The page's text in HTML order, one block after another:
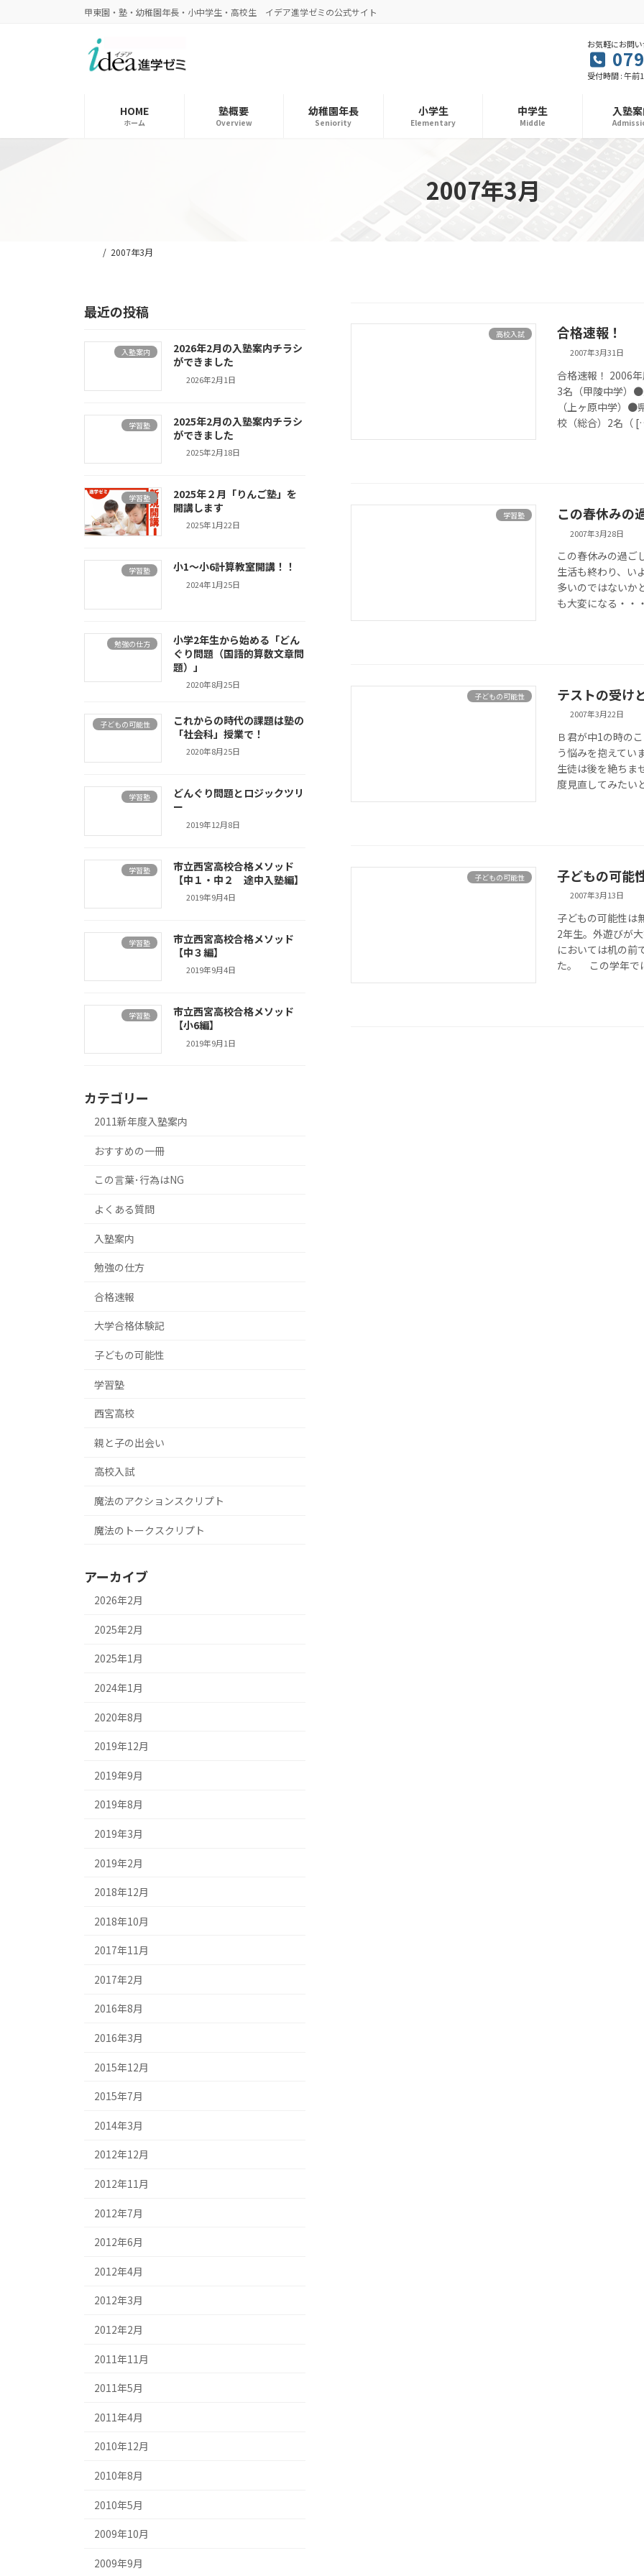
甲東園・塾・幼稚園年長・小中学生・高校生 イデア進学ゼミの公式サイト
お気軽にお問い
受付時間 : 午前
HOME
ホーム
塾概要
Overview
幼稚園年長
Seniority
小学生
Elementary
中学生
Middle
入塾
2007年3月
2007年3月
高校入試 合格速報！
2007年3月31日
合格速報！ 2006
3名（甲陵中学）
（上ヶ原中学）
校（総合）2名（
学習塾 この春休みの
2007年3月28日
この春休みの過
生活も終わり、い
多いのではないか
も大変になる・・
子どもの可能性 テストの受け
2007年3月22日
Ｂ君が中1の時の
う悩みを抱えてい
生徒は後を絶ちま
度見直してみた
子どもの可能性 子どもの可能
2007年3月13日
子どもの可能性
2年生。外遊びが
においては机の前
た。 この学年で
最近の投稿
入塾案内
2026年2月の入塾案内チラシ
ができました
2026年2月1日
学習塾
2025年2月の入塾案内チラシ
ができました
2025年2月18日
学習塾
2025年２月「りんご塾」を
開講します
2025年1月22日
学習塾 小1～小6計算教室開講！！
2024年1月25日
勉強の仕方
小学2年生から始める「どん
ぐり問題（国語的算数文章問
題）」
2020年8月25日
子どもの可能性
これからの時代の課題は塾の
「社会科」授業で！
2020年8月25日
学習塾
どんぐり問題とロジックツリ
ー
2019年12月8日
学習塾
市立西宮高校合格メソッド
【中１・中２ 途中入塾編】
2019年9月4日
学習塾
市立西宮高校合格メソッド
【中３編】
2019年9月4日
学習塾
市立西宮高校合格メソッド
【小6編】
2019年9月1日
カテゴリー
2011新年度入塾案内
おすすめの一冊
この言葉･行為はNG
よくある質問
入塾案内
勉強の仕方
合格速報
大学合格体験記
子どもの可能性
学習塾
西宮高校
親と子の出会い
高校入試
魔法のアクションスクリプト
魔法のトークスクリプト
アーカイブ
2026年2月
2025年2月
2025年1月
2024年1月
2020年8月
2019年12月
2019年9月
2019年8月
2019年3月
2019年2月
2018年12月
2018年10月
2017年11月
2017年2月
2016年8月
2016年3月
2015年12月
2015年7月
2014年3月
2012年12月
2012年11月
2012年7月
2012年6月
2012年4月
2012年3月
2012年2月
2011年11月
2011年5月
2011年4月
2010年12月
2010年8月
2010年5月
2009年10月
2009年9月